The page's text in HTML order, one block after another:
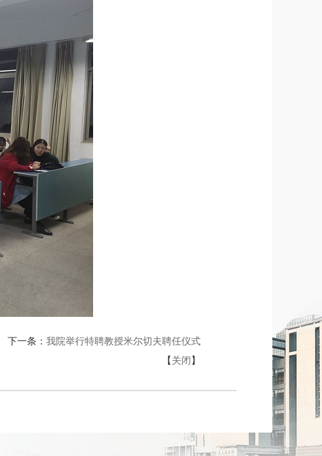
下一条： 我院举行特聘教授米尔切夫聘任仪式
【关闭】